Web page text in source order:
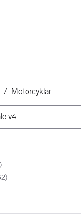
/ Motorcyklar
)
)